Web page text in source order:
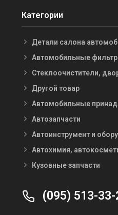
Категории
Детали салона
Автомобильные
Стеклоочистители,
Другой товар
Автомобильные
Автозапчасти
Автоинструмент и
Автохимия,
Кузовные запчасти
(095) 513-33-